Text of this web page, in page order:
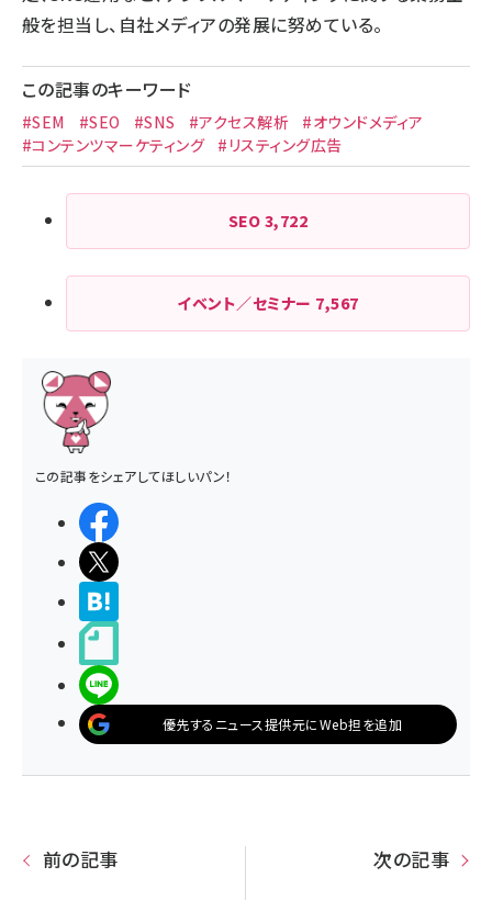
般を担当し、自社メディアの発展に努めている。
この記事のキーワード
#SEM #SEO #SNS #アクセス解析
#オウンドメディア
#コンテンツマーケティング
#リスティング広告
SEO 3,722
イベント／セミナー 7,567
この記事をシェアしてほしいパン！
優先するニュース提供元にWeb担を追加
前の記事 次の記事